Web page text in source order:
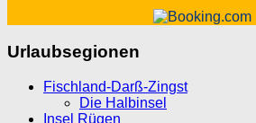
Urlaubsegionen
Fischland-Darß-Zingst
Die Halbinsel
Insel Rügen